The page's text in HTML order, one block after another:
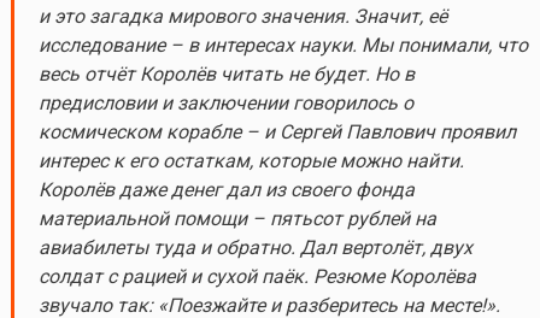
и это загадка мирового значения. Значит, её
исследование – в интересах науки. Мы понимали, что
весь отчёт Королёв читать не будет. Но в
предисловии и заключении говорилось о
космическом корабле – и Сергей Павлович проявил
интерес к его остаткам, которые можно найти.
Королёв даже денег дал из своего фонда
материальной помощи – пятьсот рублей на
авиабилеты туда и обратно. Дал вертолёт, двух
солдат с рацией и сухой паёк. Резюме Королёва
звучало так: «Поезжайте и разберитесь на месте!».